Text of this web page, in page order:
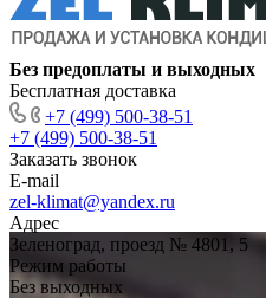
Без предоплаты и выходных
Бесплатная доставка
+7 (499) 500-38-51
+7 (499) 500-38-51
Заказать звонок
E-mail
zel-klimat@yandex.ru
Адрес
Зеленоград, проезд № 4801, 5
Режим работы
Без выходных